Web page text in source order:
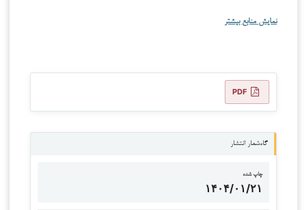
نمایش منابع بیشتر
PDF
گاه‌شمار انتشار
چاپ شده
۱۴۰۴/۰۱/۲۱